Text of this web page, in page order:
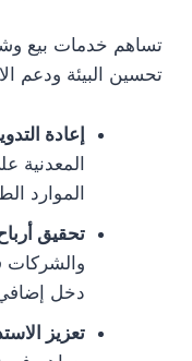
تساهم خدمات بيع
تحسين البيئة ودعم
إعادة
المعدنية
الموارد
تحقيق
والشركات
دخل
تعزيز